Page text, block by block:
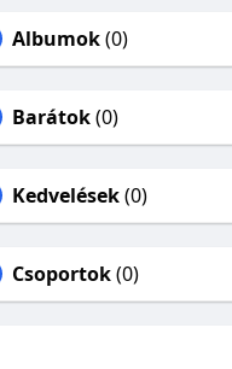
Albumok(0)
Barátok(0)
Kedvelések(0)
Csoportok(0)